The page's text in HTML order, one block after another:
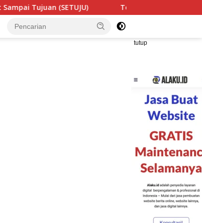
Teror Makhluk Astral Sesosok Anak Kecil dan
tutup